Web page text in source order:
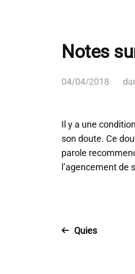
Notes
04/04/2018
Il y a une
son doute. Ce
parole
l’agencement de
Quies